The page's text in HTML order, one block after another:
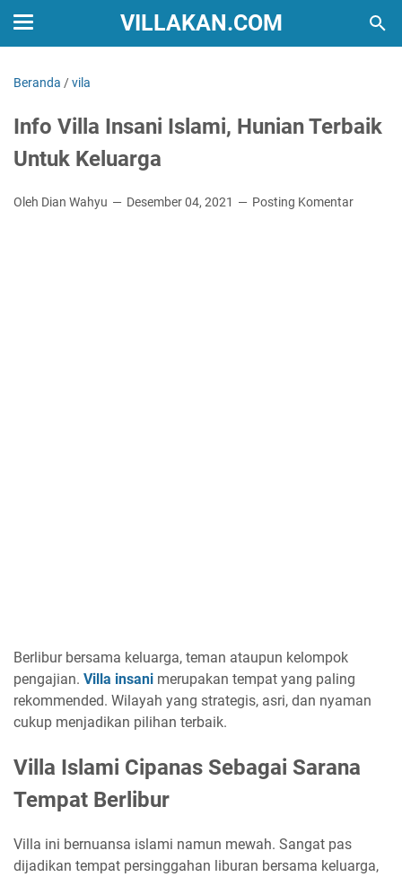
VILLAKAN.COM
Beranda /vila
Info Villa Insani Islami, Hunian Terbaik
Untuk Keluarga
Oleh Dian Wahyu Desember 04, 2021 Posting Komentar
Berlibur bersama keluarga, teman ataupun kelompok
pengajian. Villa insani merupakan tempat yang paling
rekommended. Wilayah yang strategis, asri, dan nyaman
cukup menjadikan pilihan terbaik.
Villa Islami Cipanas Sebagai Sarana
Tempat Berlibur
Villa ini bernuansa islami namun mewah. Sangat pas
dijadikan tempat persinggahan liburan bersama keluarga,